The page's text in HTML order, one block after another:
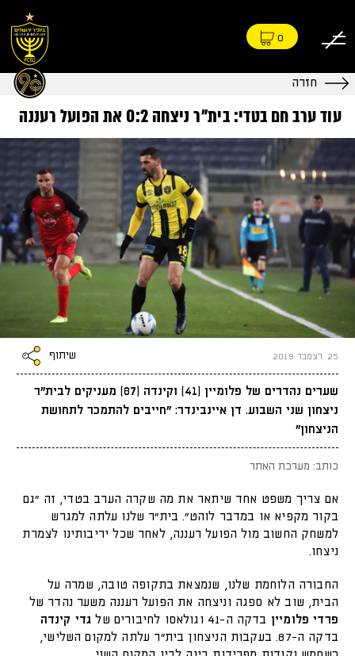
0
חזרה
עוד ערב חם בטדי: בית"ר ניצחה 0:2 את הפועל רעננה
25 דצמבר 2019 שיתוף
שערים נהדרים של פלומיין (41) וקינדה (87) מעניקים לבית"ר
ניצחון שני השבוע. דן איינבינדר: "חייבים להתמכר לתחושת
הניצחון"
כותב: מערכת האתר
אם צריך משפט אחד שיתאר את מה שקרה הערב בטדי, זה "גם
בקור מקפיא או במדבר לוהט". בית"ר שלנו עלתה למגרש
למשחק החשוב מול הפועל רעננה, לאחר שכל יריבותינו לצמרת
ניצחו.
החבורה הלוחמת שלנו, שנמצאת בתקופה טובה, שמרה על
הבית, שוב לא ספגה וניצחה את הפועל רעננה משער נהדר של
פרדי פלומיין בדקה ה-41 וגולאסו לחיבורים של
גדי קינדה
בדקה ה-87. בעקבות הניצחון בית"ר עלתה למקום השלישי,